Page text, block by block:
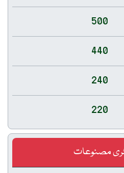
500
440
240
220
مصنوعات